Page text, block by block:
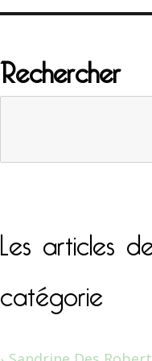
Rechercher
Les articles
catégorie